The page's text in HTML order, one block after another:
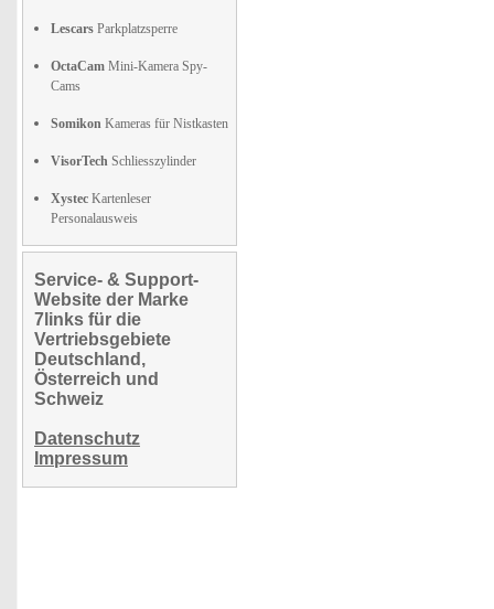
Lescars Parkplatzsperre
OctaCam Mini-Kamera Spy-
Cams
Somikon Kameras für Nistkasten
VisorTech Schliesszylinder
Xystec Kartenleser
Personalausweis
Service- & Support-
Website der Marke
7links für die
Vertriebsgebiete
Deutschland,
Österreich und
Schweiz
Datenschutz
Impressum